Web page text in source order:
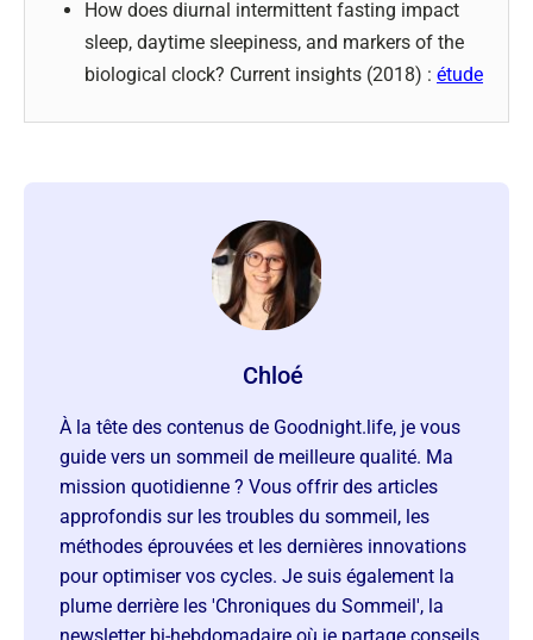
How does diurnal intermittent fasting impact
sleep, daytime sleepiness, and markers of the
biological clock? Current insights (2018) : étude
Chloé
À la tête des contenus de Goodnight.life, je vous
guide vers un sommeil de meilleure qualité. Ma
mission quotidienne ? Vous offrir des articles
approfondis sur les troubles du sommeil, les
méthodes éprouvées et les dernières innovations
pour optimiser vos cycles. Je suis également la
plume derrière les 'Chroniques du Sommeil', la